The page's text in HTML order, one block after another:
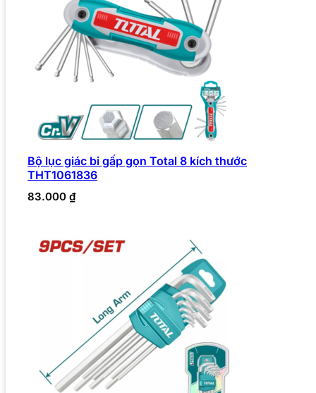
Bộ lục giác bi gấp gọn Total 8 kích thước
THT1061836
83.000 ₫